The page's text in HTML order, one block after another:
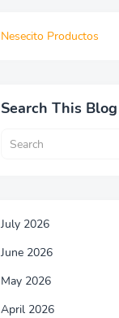
Nesecito Productos
Search This Blog
July 2026
June 2026
May 2026
April 2026